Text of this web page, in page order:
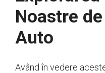
Noastre
Auto
Având în vedere